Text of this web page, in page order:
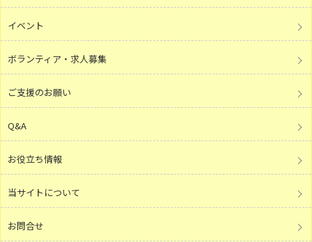
イベント
ボランティア・求人募集
ご支援のお願い
Q&A
お役立ち情報
当サイトについて
お問合せ